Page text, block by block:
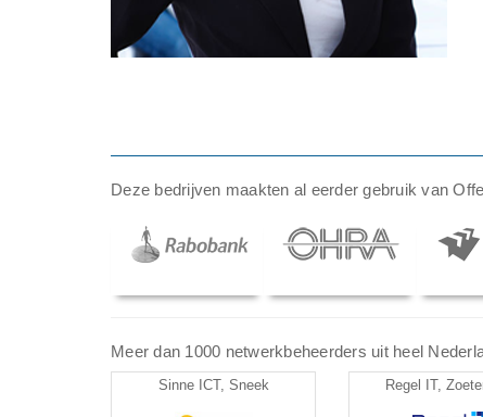
Deze bedrijven maakten al eerder gebruik van
Meer dan 1000 netwerkbeheerders uit heel
Sinne ICT, Sneek Regel IT,